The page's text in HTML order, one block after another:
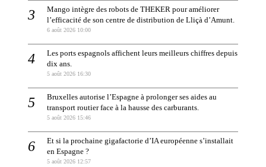
Mango intègre des robots de THEKER pour améliorer
l’efficacité de son centre de distribution de Lliçà d’Amunt.
6 août 2026 10:00
Les ports espagnols affichent leurs meilleurs chiffres depuis
dix ans.
5 août 2026 16:30
Bruxelles autorise l’Espagne à prolonger ses aides au
transport routier face à la hausse des carburants.
5 août 2026 15:46
Et si la prochaine gigafactorie d’IA européenne s’installait
en Espagne ?
5 août 2026 12:57